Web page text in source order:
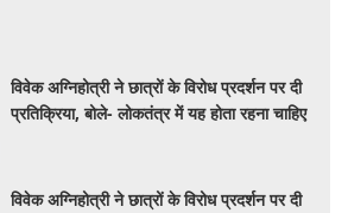
विवेक अग्निहोत्री ने छात्रों के विरोध प्रदर्शन पर दी
प्रतिक्रिया, बोले- लोकतंत्र में यह होता रहना चाहिए
विवेक अग्निहोत्री ने छात्रों के विरोध प्रदर्शन पर दी